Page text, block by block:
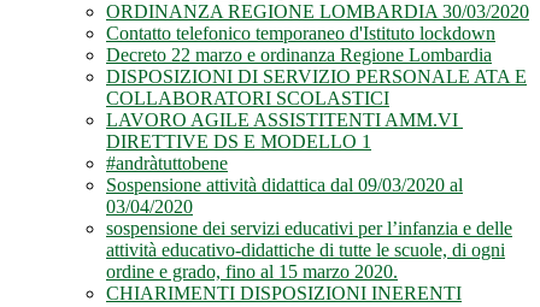
ORDINANZA REGIONE LOMBARDIA 30/03/2020
Contatto telefonico temporaneo d'Istituto lockdown
Decreto 22 marzo e ordinanza Regione Lombardia
DISPOSIZIONI DI SERVIZIO PERSONALE ATA E
COLLABORATORI SCOLASTICI
LAVORO AGILE ASSISTITENTI AMM.VI
DIRETTIVE DS E MODELLO 1
#andràtuttobene
Sospensione attività didattica dal 09/03/2020 al
03/04/2020
sospensione dei servizi educativi per l’infanzia e delle
attività educativo-didattiche di tutte le scuole, di ogni
ordine e grado, fino al 15 marzo 2020.
CHIARIMENTI DISPOSIZIONI INERENTI